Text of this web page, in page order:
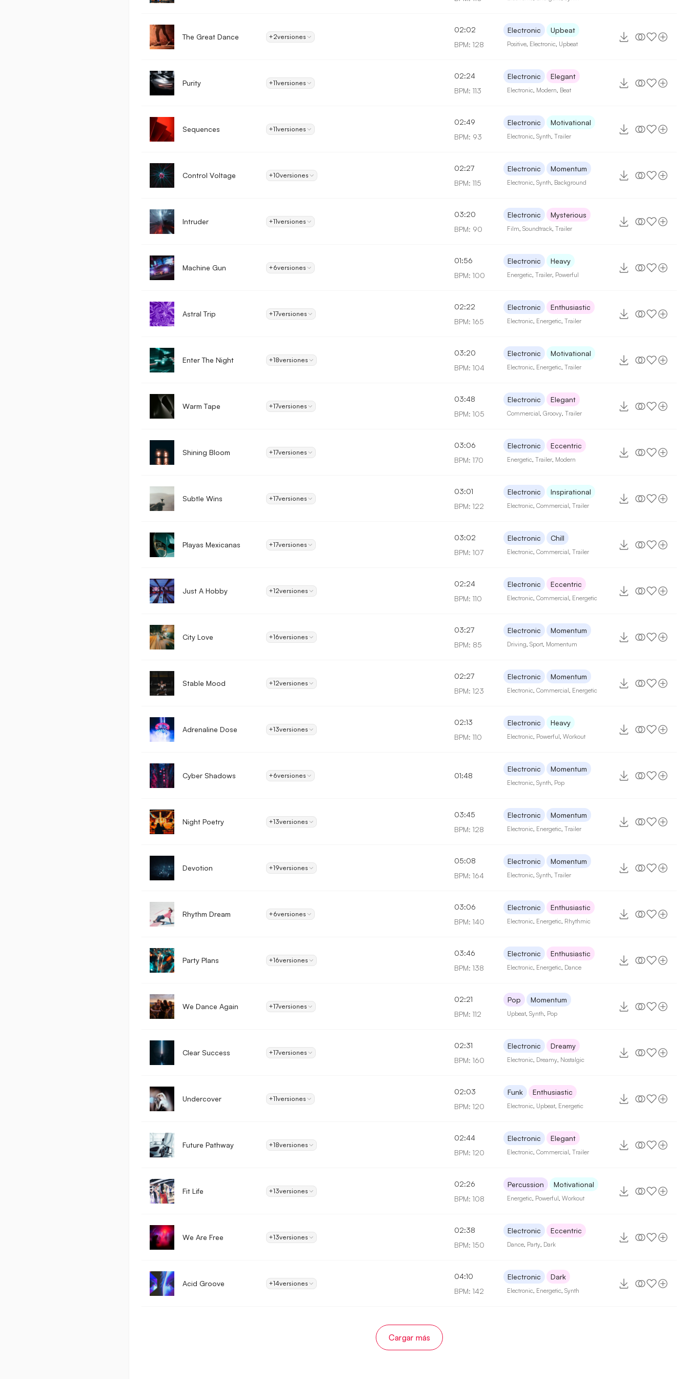
The Great Dance +2versiones
02:02
BPM: 128
Electronic Upbeat
Positive Electronic Upbeat
Purity +11versiones
02:24
BPM: 113
Electronic Elegant
Electronic Modern Beat
Sequences +11versiones
02:49
BPM: 93
Electronic Motivational
Electronic ,Synth ,Trailer
Control Voltage +10versiones
02:27
BPM: 115
Electronic Momentum
Electronic ,Synth Background
Intruder +11versiones
03:20
BPM: 90
Electronic Mysterious
Film ,Soundtrack ,Trailer
Machine Gun +6versiones
01:56
BPM: 100
Electronic Heavy
Energetic ,Trailer Powerful
Astral Trip +17versiones
02:22
BPM: 165
Electronic Enthusiastic
Electronic Energetic ,Trailer
Enter The Night +18versiones
03:20
BPM: 104
Electronic Motivational
Electronic Energetic ,Trailer
Warm Tape +17versiones
03:48
BPM: 105
Electronic Elegant
Commercial ,Groovy ,Trailer
Shining Bloom +17versiones
03:06
BPM: 170
Electronic Eccentric
Energetic ,Trailer Modern
Subtle Wins +17versiones
03:01
BPM: 122
Electronic Inspirational
Electronic ,Commercial ,Trailer
Playas Mexicanas +17versiones
03:02
BPM: 107
Electronic Chill
Electronic ,Commercial ,Trailer
Just A Hobby +12versiones
02:24
BPM: 110
Electronic Eccentric
Electronic ,Commercial Energetic
City Love +16versiones
03:27
BPM: 85
Electronic Momentum
Driving ,Sport Momentum
Stable Mood +12versiones
02:27
BPM: 123
Electronic Momentum
Electronic ,Commercial Energetic
Adrenaline Dose +13versiones
02:13
BPM: 110
Electronic Heavy
Electronic Powerful ,Workout
Cyber Shadows +6versiones 01:48
Electronic Momentum
Electronic ,Synth Pop
Night Poetry +13versiones
03:45
BPM: 128
Electronic Momentum
Electronic Energetic ,Trailer
Devotion +19versiones
05:08
BPM: 164
Electronic Momentum
Electronic ,Synth ,Trailer
Rhythm Dream +6versiones
03:06
BPM: 140
Electronic Enthusiastic
Electronic Energetic Rhythmic
Party Plans +16versiones
03:46
BPM: 138
Electronic Enthusiastic
Electronic Energetic Dance
We Dance Again +17versiones
02:21
BPM: 112
Pop Momentum
Upbeat ,Synth Pop
Clear Success +17versiones
02:31
BPM: 160
Electronic Dreamy
Electronic Dreamy Nostalgic
Undercover +11versiones
02:03
BPM: 120
Funk Enthusiastic
Electronic Upbeat Energetic
Future Pathway +18versiones
02:44
BPM: 120
Electronic Elegant
Electronic ,Commercial ,Trailer
Fit Life +13versiones
02:26
BPM: 108
Percussion Motivational
Energetic Powerful ,Workout
We Are Free +13versiones
02:38
BPM: 150
Electronic Eccentric
Dance Party Dark
Acid Groove +14versiones
04:10
BPM: 142
Electronic Dark
Electronic Energetic ,Synth
Cargar más